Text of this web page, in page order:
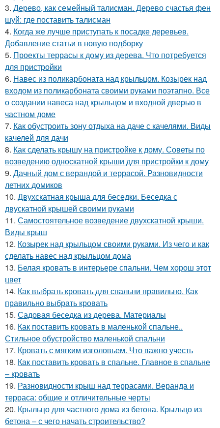
3. Дерево, как семейный талисман. Дерево счастья фен
шуй: где поставить талисман
4. Когда же лучше приступать к посадке деревьев.
Добавление статьи в новую подборку
5. Проекты террасы к дому из дерева. Что потребуется
для пристройки
6. Навес из поликарбоната над крыльцом. Козырек над
входом из поликарбоната своими руками поэтапно. Все
о создании навеса над крыльцом и входной дверью в
частном доме
7. Как обустроить зону отдыха на даче с качелями. Виды
качелей для дачи
8. Как сделать крышу на пристройке к дому. Советы по
возведению односкатной крыши для пристройки к дому
9. Дачный дом с верандой и террасой. Разновидности
летних домиков
10. Двухскатная крыша для беседки. Беседка с
двускатной крышей своими руками
11. Самостоятельное возведение двухскатной крыши.
Виды крыш
12. Козырек над крыльцом своими руками. Из чего и как
сделать навес над крыльцом дома
13. Белая кровать в интерьере спальни. Чем хорош этот
цвет
14. Как выбрать кровать для спальни правильно. Как
правильно выбрать кровать
15. Садовая беседка из дерева. Материалы
16. Как поставить кровать в маленькой спальне..
Стильное обустройство маленькой спальни
17. Кровать с мягким изголовьем. Что важно учесть
18. Как поставить кровать в спальне. Главное в спальне
– кровать
19. Разновидности крыш над террасами. Веранда и
терраса: общие и отличительные черты
20. Крыльцо для частного дома из бетона. Крыльцо из
бетона – с чего начать строительство?